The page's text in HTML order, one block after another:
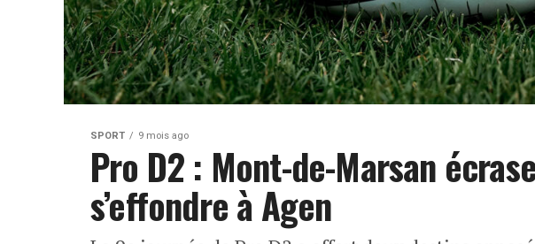
SPORT 9 mois ago
Pro D2 : Mont-de-Marsan
s’effondre à Agen